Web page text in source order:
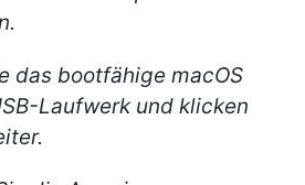
das bootfähige macOS
Laufwerk und klicken